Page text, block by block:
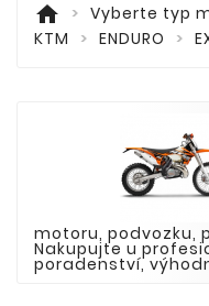
home
Vyberte typ
KTM
ENDURO
motoru, podvozku,
Nakupujte u
poradenství,